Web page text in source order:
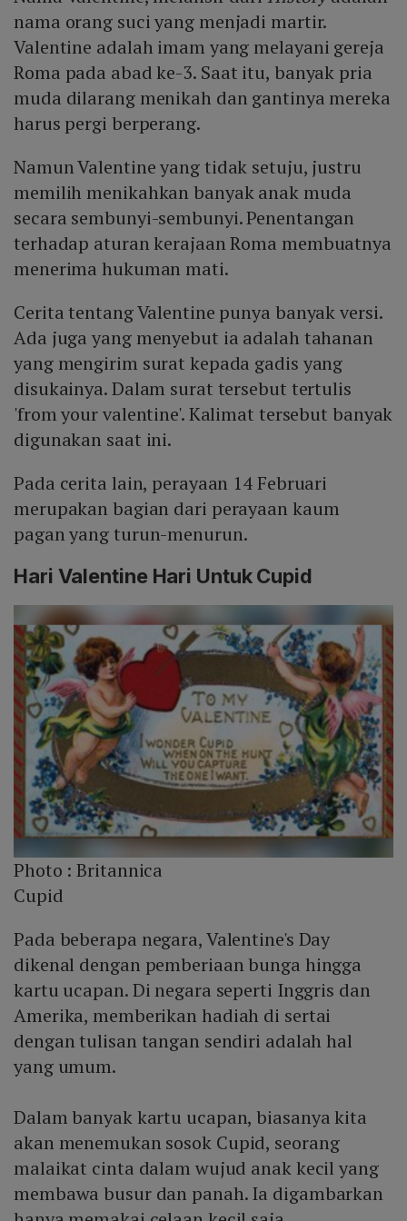
nama orang suci yang menjadi martir.
Valentine adalah imam yang melayani gereja
Roma pada abad ke-3. Saat itu, banyak pria
muda dilarang menikah dan gantinya mereka
harus pergi berperang.
Namun Valentine yang tidak setuju, justru
memilih menikahkan banyak anak muda
secara sembunyi-sembunyi. Penentangan
terhadap aturan kerajaan Roma membuatnya
menerima hukuman mati.
Cerita tentang Valentine punya banyak versi.
Ada juga yang menyebut ia adalah tahanan
yang mengirim surat kepada gadis yang
disukainya. Dalam surat tersebut tertulis
'from your valentine'. Kalimat tersebut banyak
digunakan saat ini.
Pada cerita lain, perayaan 14 Februari
merupakan bagian dari perayaan kaum
pagan yang turun-menurun.
Hari Valentine Hari Untuk Cupid
Photo :Britannica
Cupid
Pada beberapa negara, Valentine's Day
dikenal dengan pemberiaan bunga hingga
kartu ucapan. Di negara seperti Inggris dan
Amerika, memberikan hadiah di sertai
dengan tulisan tangan sendiri adalah hal
yang umum.
Dalam banyak kartu ucapan, biasanya kita
akan menemukan sosok Cupid, seorang
malaikat cinta dalam wujud anak kecil yang
membawa busur dan panah. Ia digambarkan